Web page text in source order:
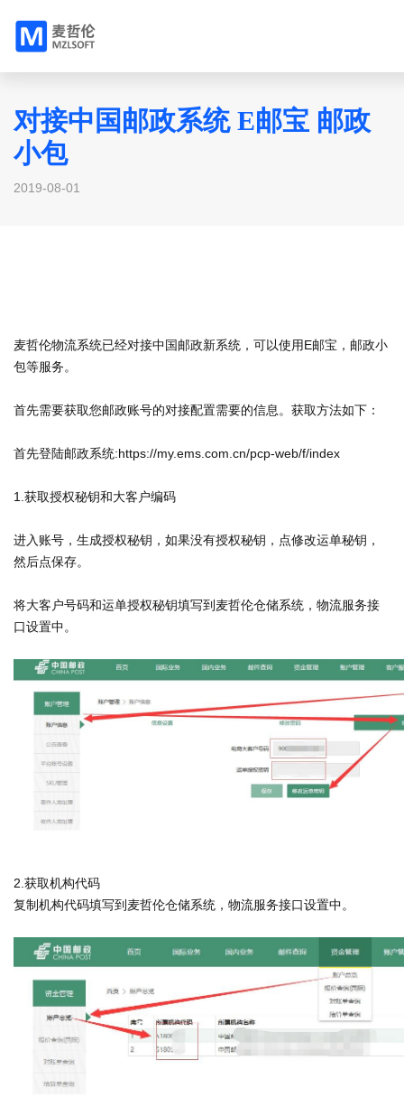
对接中国邮政系统 E邮宝 邮政
小包
2019-08-01
麦哲伦物流系统已经对接中国邮政新系统，可以使用E邮宝，邮政小
包等服务。
首先需要获取您邮政账号的对接配置需要的信息。获取方法如下：
首先登陆邮政系统:https://my.ems.com.cn/pcp-web/f/index
1.获取授权秘钥和大客户编码
进入账号，生成授权秘钥，如果没有授权秘钥，点修改运单秘钥，
然后点保存。
将大客户号码和运单授权秘钥填写到麦哲伦仓储系统，物流服务接
口设置中。
2.获取机构代码
复制机构代码填写到麦哲伦仓储系统，物流服务接口设置中。